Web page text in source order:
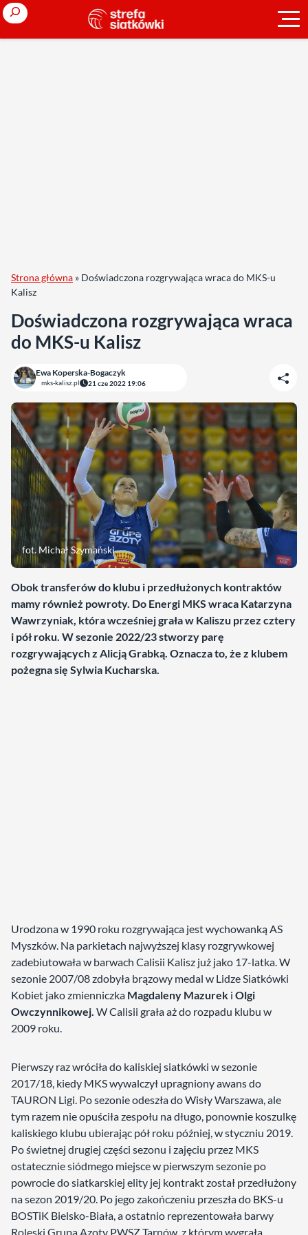
Search
Strona główna » Doświadczona rozgrywająca wraca do MKS-u
Kalisz
Doświadczona rozgrywająca wraca
do MKS-u Kalisz
Ewa Koperska-Bogaczyk
mks-kalisz.pl 21 cze 2022 19:06
fot. Michał Szymański
Obok transferów do klubu i przedłużonych kontraktów
mamy również powroty. Do Energi MKS wraca Katarzyna
Wawrzyniak, która wcześniej grała w Kaliszu przez cztery
i pół roku. W sezonie 2022/23 stworzy parę
rozgrywających z Alicją Grabką. Oznacza to, że z klubem
pożegna się Sylwia Kucharska.
Urodzona w 1990 roku rozgrywająca jest wychowanką AS
Myszków. Na parkietach najwyższej klasy rozgrywkowej
zadebiutowała w barwach Calisii Kalisz już jako 17-latka. W
sezonie 2007/08 zdobyła brązowy medal w Lidze Siatkówki
Kobiet jako zmienniczka Magdaleny Mazurek i Olgi
Owczynnikowej. W Calisii grała aż do rozpadu klubu w
2009 roku.
Pierwszy raz wróciła do kaliskiej siatkówki w sezonie
2017/18, kiedy MKS wywalczył upragniony awans do
TAURON Ligi. Po sezonie odeszła do Wisły Warszawa, ale
tym razem nie opuściła zespołu na długo, ponownie koszulkę
kaliskiego klubu ubierając pół roku później, w styczniu 2019.
Po świetnej drugiej części sezonu i zajęciu przez MKS
ostatecznie siódmego miejsce w pierwszym sezonie po
powrocie do siatkarskiej elity jej kontrakt został przedłużony
na sezon 2019/20. Po jego zakończeniu przeszła do BKS-u
BOSTiK Bielsko-Biała, a ostatnio reprezentowała barwy
Roleski Grupa Azoty PWSZ Tarnów, z którym wygrała